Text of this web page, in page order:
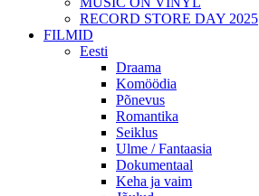
RECORD STORE DAY 2025
FILMID
Eesti
Draama
Komöödia
Põnevus
Romantika
Seiklus
Ulme / Fantaasia
Dokumentaal
Keha ja vaim